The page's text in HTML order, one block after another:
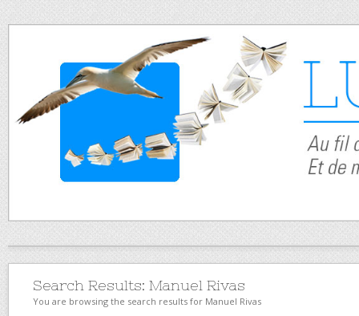
Search Results: Manuel Rivas
You are browsing the search results for Manuel Rivas